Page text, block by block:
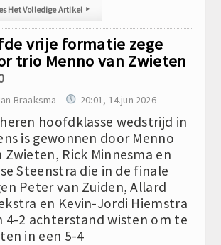
Het Volledige Artikel ▸
vrije formatie zege
trio Menno van Zwieten
Braaksma 20:01, 14.jun 2026
hoofdklasse wedstrijd in
is gewonnen door Menno
Zwieten, Rick Minnesma en
Steenstra die in de finale
Peter van Zuiden, Allard
en Kevin-Jordi Hiemstra
4-2 achterstand wisten om te
in een 5-4